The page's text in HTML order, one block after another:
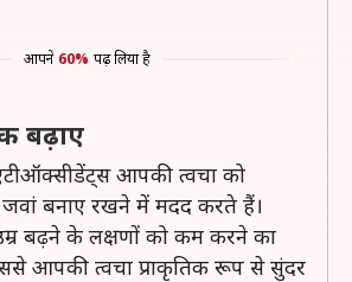
आपने 60% पढ़ लिया है
बढ़ाए
आपकी त्वचा को
बनाए रखने में मदद करते हैं।
बढ़ने के लक्षणों को कम करने का
आपकी त्वचा प्राकृतिक रूप से सुंदर